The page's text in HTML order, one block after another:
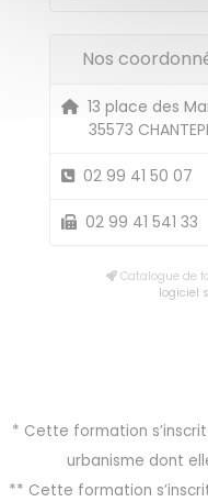
Nos
13 place des
35573
02 99 41 50 07
02 99 41 541 33
Catalogue de
logiciel
* Cette formation
urbanisme dont
** Cette formation